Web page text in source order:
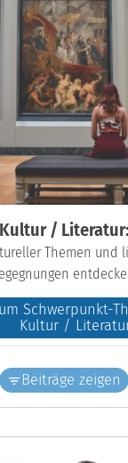
Kultur / Literatur:
Themen und
Schwerpunkt-
Kultur /
Beiträge zeigen